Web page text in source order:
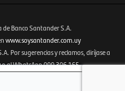
Banco Santander S.A.
www.soysantander.com.uy
Por sugerencias y reclamos, diríjase a
o al WhatsApp 099 306 165.